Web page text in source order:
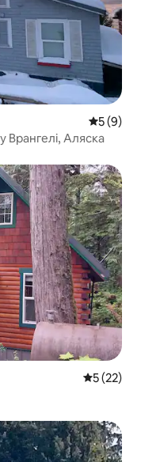
Середня
5 (9)
Врангелі, Аляска
Середня
5 (22)